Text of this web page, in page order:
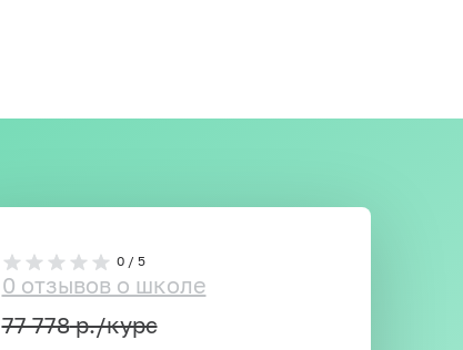
0 / 5
0 отзывов о школе
77 778р./курс